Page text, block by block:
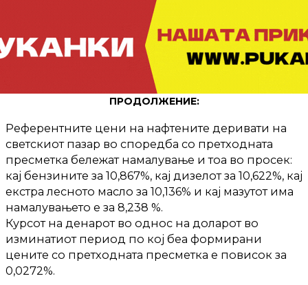
ПРОДОЛЖЕНИЕ:
Референтните цени на нафтените деривати на
светскиот пазар во споредба со претходната
пресметка бележат намалување и тоа во просек:
кај бензините за 10,867%, кај дизелот за 10,622%, кај
екстра лесното масло за 10,136% и кај мазутот има
намалувањето е за 8,238 %.
Курсот на денарот во однос на доларот во
изминатиот период по кој беа формирани
цените со претходната пресметка е повисок за
0,0272%.